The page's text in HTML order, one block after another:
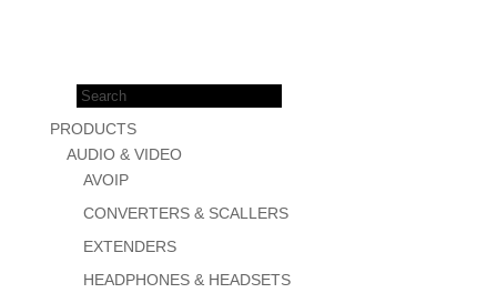
Products
PRODUCTS
AUDIO & VIDEO
AVOIP
CONVERTERS & SCALLERS
EXTENDERS
HEADPHONES & HEADSETS